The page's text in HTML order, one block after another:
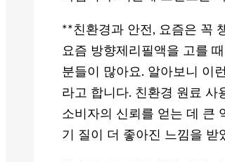
**친환경과 안전, 요즘은 꼭
요즘 방향제리필액을 고를
분들이 많아요. 알아보니 이
라고 합니다. 친환경 원료 사
소비자의 신뢰를 얻는 데 큰
기 질이 더 좋아진 느낌을 받